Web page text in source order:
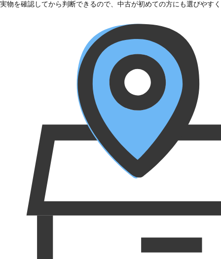
実物を確認してから判断できるので、中古が初めての方にも選びやす